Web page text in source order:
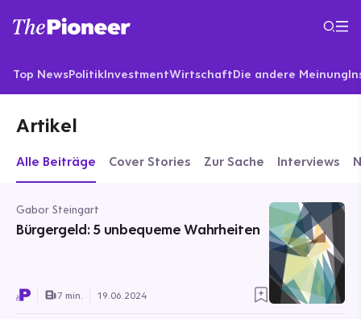
Top NewsPolitikInvestmentWirtschaftDie andere Meinung
Artikel
Alle Beiträge Cover Stories Zur Sache Interviews
Gabor Steingart
Bürgergeld: 5 unbequeme Wahrheiten
7 min. 19.06.2024